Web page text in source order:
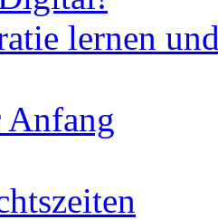
lernen
Anfang